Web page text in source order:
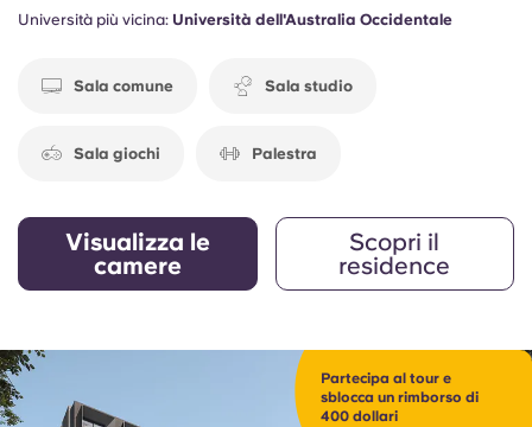
Università più vicina: Università dell'Australia Occidentale
Sala comune Sala studio
Sala giochi Palestra
Visualizza le
camere
Scopri il
residence
Partecipa al tour e
sblocca un rimborso di
400 dollari